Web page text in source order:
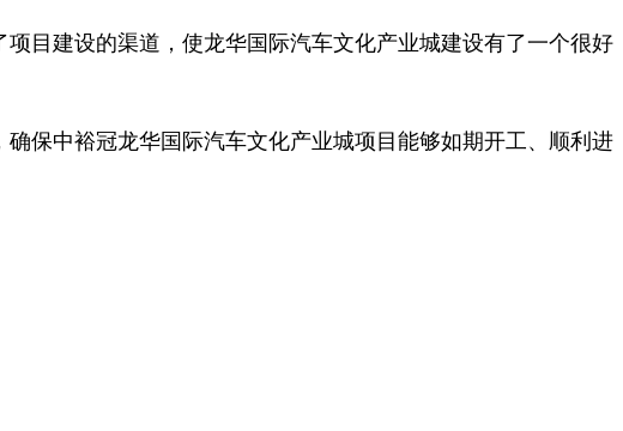
目建设的渠道，使龙华国际汽车文化产业城建设有了一个很好
保中裕冠龙华国际汽车文化产业城项目能够如期开工、顺利进